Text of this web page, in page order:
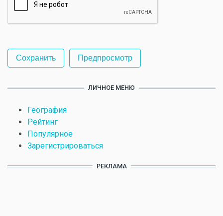
ЛИЧНОЕ МЕНЮ
География
Рейтинг
Популярное
Зарегистрироваться
РЕКЛАМА